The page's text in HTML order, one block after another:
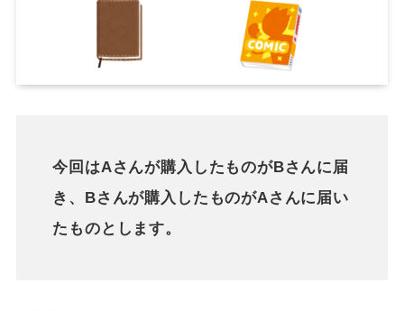
今回はAさんが購入したものがBさんに届
き、Bさんが購入したものがAさんに届い
たものとします。